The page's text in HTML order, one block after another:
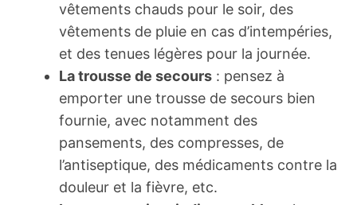
vêtements chauds pour le soir, des
vêtements de pluie en cas d’intempéries,
et des tenues légères pour la journée.
La trousse de secours : pensez à
emporter une trousse de secours bien
fournie, avec notamment des
pansements, des compresses, de
l’antiseptique, des médicaments contre la
douleur et la fièvre, etc.